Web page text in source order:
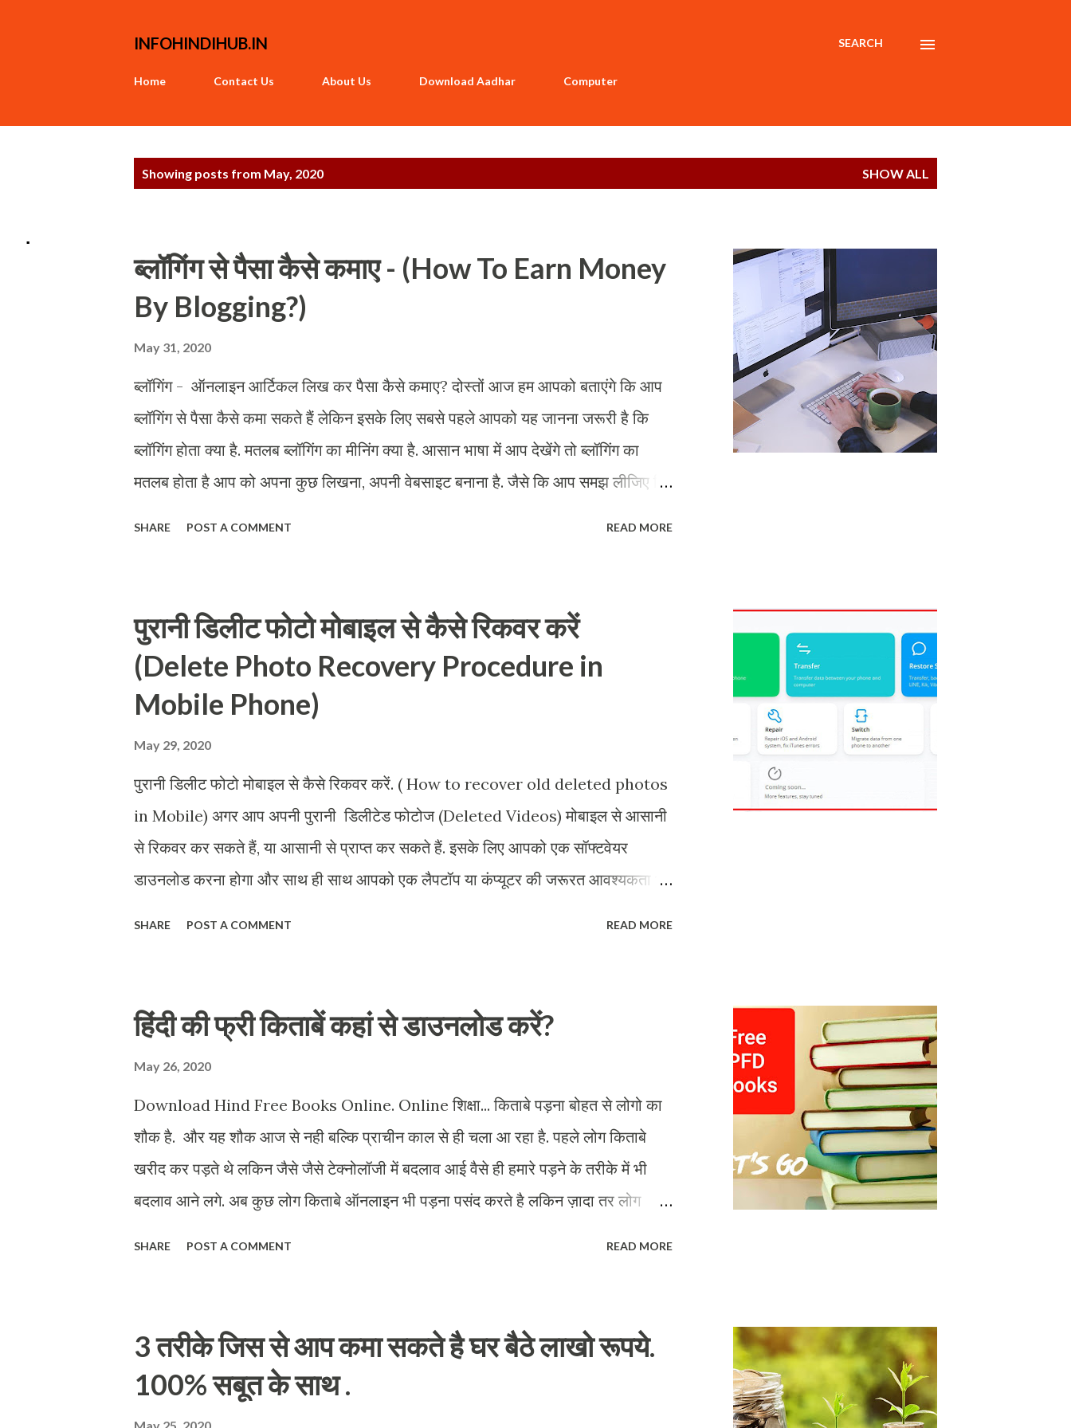
INFOHINDIHUB.IN SEARCH
Home Contact Us About Us Download Aadhar Computer
t
Showing posts from May, 2020 SHOW ALL
.
ब्लॉगिंग से पैसा कैसे कमाए - (How To Earn Money
By Blogging?)
May 31, 2020
ब्लॉगिंग - ऑनलाइन आर्टिकल लिख कर पैसा कैसे कमाए? दोस्तों आज हम आपको बताएंगे कि आप
ब्लॉगिंग से पैसा कैसे कमा सकते हैं लेकिन इसके लिए सबसे पहले आपको यह जानना जरूरी है कि
ब्लॉगिंग होता क्या है. मतलब ब्लॉगिंग का मीनिंग क्या है. आसान भाषा में आप देखेंगे तो ब्लॉगिंग का
मतलब होता है आप को अपना कुछ लिखना, अपनी वेबसाइट बनाना है. जैसे कि आप समझ लीजिए कि
ब्लॉग प्रसिद्ध हो जाएगा और Google गूगल आपको ऐड Ads देना स्टार्ट कर देगा. स्टेप बाय स्टेप
(Step by Step Tutorial) चलिए देखते हैं, Q-1: ब्लॉग्गिंग क्या है ? (What is Blogging)
Blogging आप का शौक है, और ये शौक आप इंटरनेट पैर कुछ लिख कर ही पूरा कर सकते है. मान
ली जिए के आप को लिखने का शौक है, और आप इस से पैसा भी कामना चाहते है, तो आप एक ब्लॉग
Blog पर...
SHARE POST A COMMENT READ MORE
पुरानी डिलीट फोटो मोबाइल से कैसे रिकवर करें
(Delete Photo Recovery Procedure in
Mobile Phone)
May 29, 2020
पुरानी डिलीट फोटो मोबाइल से कैसे रिकवर करें. ( How to recover old deleted photos
in Mobile) अगर आप अपनी पुरानी डिलीटेड फोटोज (Deleted Videos) मोबाइल से आसानी
से रिकवर कर सकते हैं, या आसानी से प्राप्त कर सकते हैं. इसके लिए आपको एक सॉफ्टवेयर
डाउनलोड करना होगा और साथ ही साथ आपको एक लैपटॉप या कंप्यूटर की जरूरत आवश्यकता भी
Step 3 - सॉफ्टवेयर डाउनलोड के बाद अपने डेस्कटॉप पर इनस्टॉल करें. Install करने के बाद
वहां पर आपको एक ऑप्शन दिखेगा रिकवरी, इस ऑप्शन पर क्लिक करें. Step 4 - रिकवरी पर
क्लिक करने के बाद आपको दो ऑप्शन मिलेंगे पहला स्कैन फॉर डिलीट फाइल (Scan for
Deleted Files) और दूसरा ऑप्शन होगा स्कैन फॉर ऑल फाइल (Scan For All Files)
आपको स्कैन फॉर ऑल फाइल्स (Scan For All Files) पर क्लिक करना...
SHARE POST A COMMENT READ MORE
हिंदी की फ्री किताबें कहां से डाउनलोड करें?
May 26, 2020
Download Hind Free Books Online. Online शिक्षा... किताबे पड़ना बोहत से लोगो का
शौक है. और यह शौक आज से नही बल्कि प्राचीन काल से ही चला आ रहा है. पहले लोग किताबे
खरीद कर पड़ते थे लकिन जैसे जैसे टेक्नोलॉजी में बदलाव आई वैसे ही हमारे पड़ने के तरीके में भी
बदलाव आने लगे. अब कुछ लोग किताबे ऑनलाइन भी पड़ना पसंद करते है लकिन ज़ादा तर लोग
वजह से हमे बोहत फ़ायदा हुआ है। यूट्यूब पैर बोहत सारी वीडियोस है जिस की सहायता से हम कुछ
भी इनफार्मेशन आसानी से हासिल कर सकते है. दोस्तों आज हम आपको बताएंगे कि आप फ्री में
किताबे कहां से डाउनलोड कर सकते हैं. इसमें आप हिंदी और इंग्लिश दोनों तरह की किताबें डाउनलोड
कर सकते हैं. लेकिन यह वीडियो स्पेशली हिंदी की पुस्तकें डाउनलोड करने के लिए है. यहां पर जाकर
SHARE POST A COMMENT READ MORE
3 तरीके जिस से आप कमा सकते है घर बैठे लाखो रूपये.
100% सबूत के साथ .